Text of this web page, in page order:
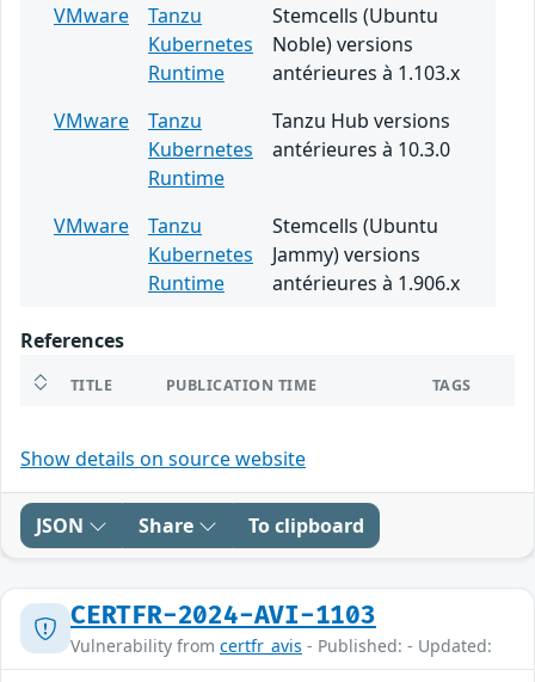
VMware
Tanzu
Kubernetes
Runtime
Stemcells (Ubuntu
Noble) versions
antérieures à 1.103.x
VMware
Tanzu
Kubernetes
Runtime
Tanzu Hub versions
antérieures à 10.3.0
VMware
Tanzu
Kubernetes
Runtime
Stemcells (Ubuntu
Jammy) versions
antérieures à 1.906.x
References
TITLE PUBLICATION TIME TAGS
Show details on source website
JSON Share To clipboard
CERTFR-2024-AVI-1103
Vulnerability from certfr_avis - Published: - Updated: